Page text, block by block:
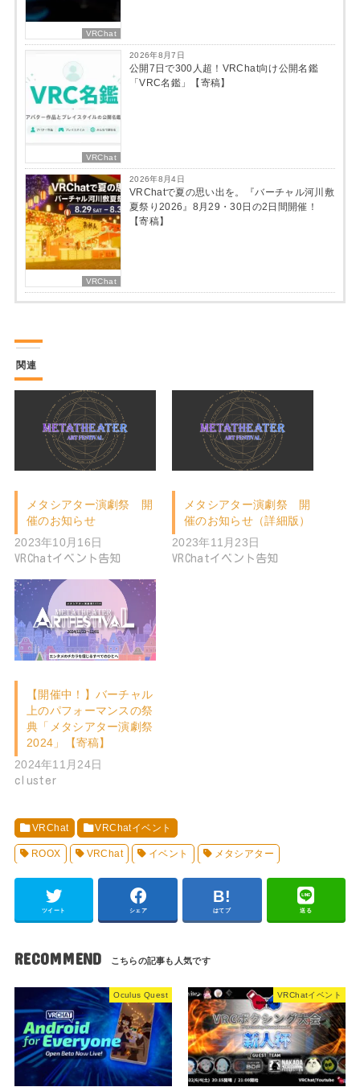
VRChat
VRChat
2026年8月7日
公開7日で300人超！VRChat向け公開名鑑
「VRC名鑑」【寄稿】
VRChat
2026年8月4日
VRChatで夏の思い出を。『バーチャル河川敷
夏祭り2026』8月29・30日の2日間開催！
【寄稿】
関連
メタシアター演劇祭 開
催のお知らせ
2023年10月16日
VRChatイベント告知
メタシアター演劇祭 開
催のお知らせ（詳細版）
2023年11月23日
VRChatイベント告知
【開催中！】バーチャル
上のパフォーマンスの祭
典「メタシアター演劇祭
2024」【寄稿】
2024年11月24日
cluster
VRChat VRChatイベント
ROOX VRChat イベント メタシアター
ツイート シェア はてブ 送る
RECOMMEND
Oculus Quest VRChatイベント